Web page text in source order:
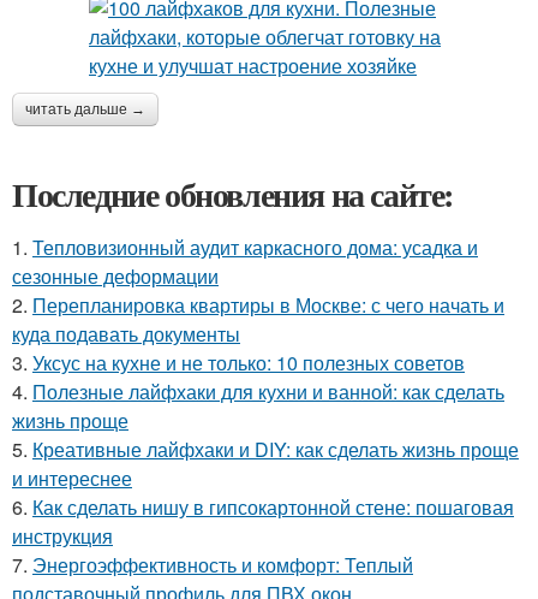
читать дальше →
Последние обновления на сайте:
1. Тепловизионный аудит каркасного дома: усадка и
сезонные деформации
2. Перепланировка квартиры в Москве: с чего начать и
куда подавать документы
3. Уксус на кухне и не только: 10 полезных советов
4. Полезные лайфхаки для кухни и ванной: как сделать
жизнь проще
5. Креативные лайфхаки и DIY: как сделать жизнь проще
и интереснее
6. Как сделать нишу в гипсокартонной стене: пошаговая
инструкция
7. Энергоэффективность и комфорт: Теплый